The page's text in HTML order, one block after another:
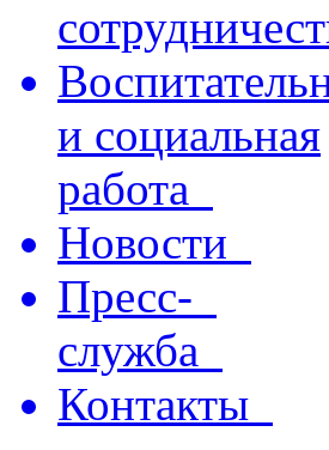
и социальная
работа
Новости
Пресс-
служба
Контакты